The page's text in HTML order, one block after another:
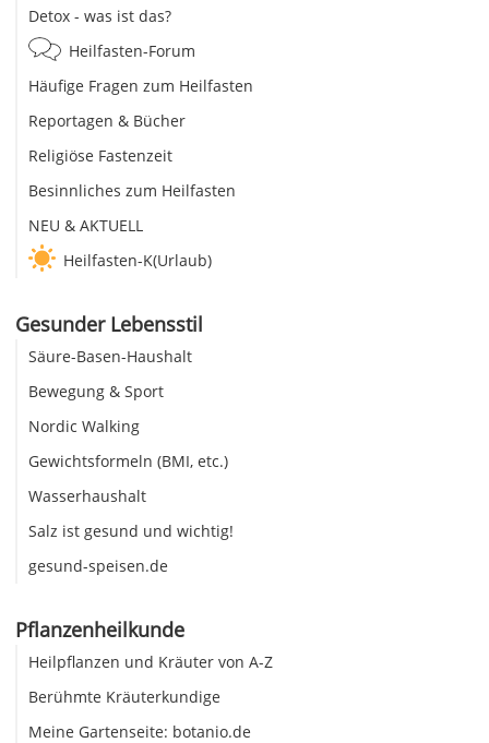
Detox - was ist das?
Heilfasten-Forum
Häufige Fragen zum Heilfasten
Reportagen & Bücher
Religiöse Fastenzeit
Besinnliches zum Heilfasten
NEU & AKTUELL
Heilfasten-K(Urlaub)
Gesunder Lebensstil
Säure-Basen-Haushalt
Bewegung & Sport
Nordic Walking
Gewichtsformeln (BMI, etc.)
Wasserhaushalt
Salz ist gesund und wichtig!
gesund-speisen.de
Pflanzenheilkunde
Heilpflanzen und Kräuter von A-Z
Berühmte Kräuterkundige
Meine Gartenseite: botanio.de